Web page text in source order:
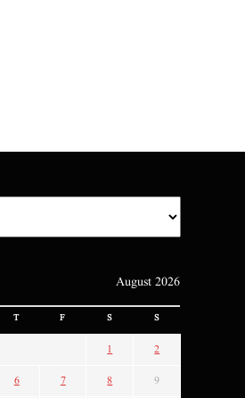
August 2026
T F S S
1 2
6 7 8 9